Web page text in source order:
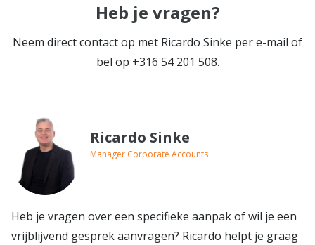
Heb je vragen?
Neem direct contact op met Ricardo Sinke per e-mail of
bel op +316 54 201 508.
Ricardo Sinke
Manager Corporate Accounts
Heb je vragen over een specifieke aanpak of wil je een
vrijblijvend gesprek aanvragen? Ricardo helpt je graag